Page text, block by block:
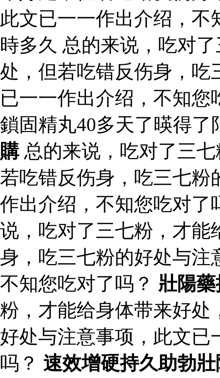
此文已一一作出介绍，不
時多久 总的来说，吃对
处，但若吃错反伤身，吃
已一一作出介绍，不知您
鎖固精丸40多天了暎得
購总的来说，吃对了三
若吃错反伤身，吃三七粉
作出介绍，不知您吃对了
说，吃对了三七粉，才能
身，吃三七粉的好处与注
不知您吃对了吗？ 壯陽
粉，才能给身体带来好处
好处与注意事项，此文已
吗？ 速效增硬持久助勃